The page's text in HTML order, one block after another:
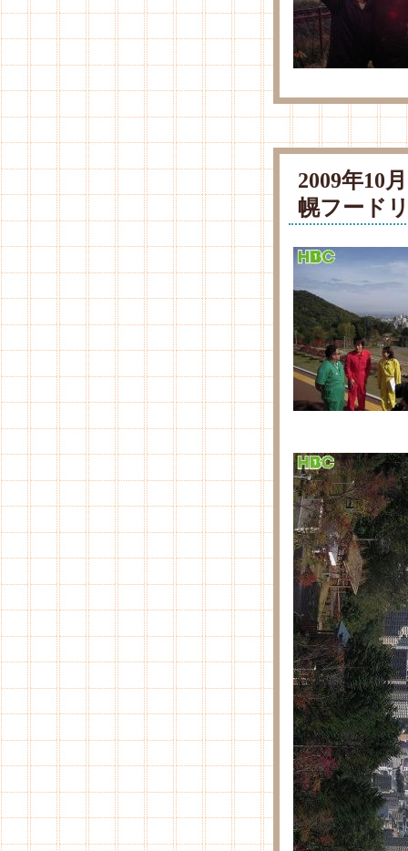
2009年
幌フード